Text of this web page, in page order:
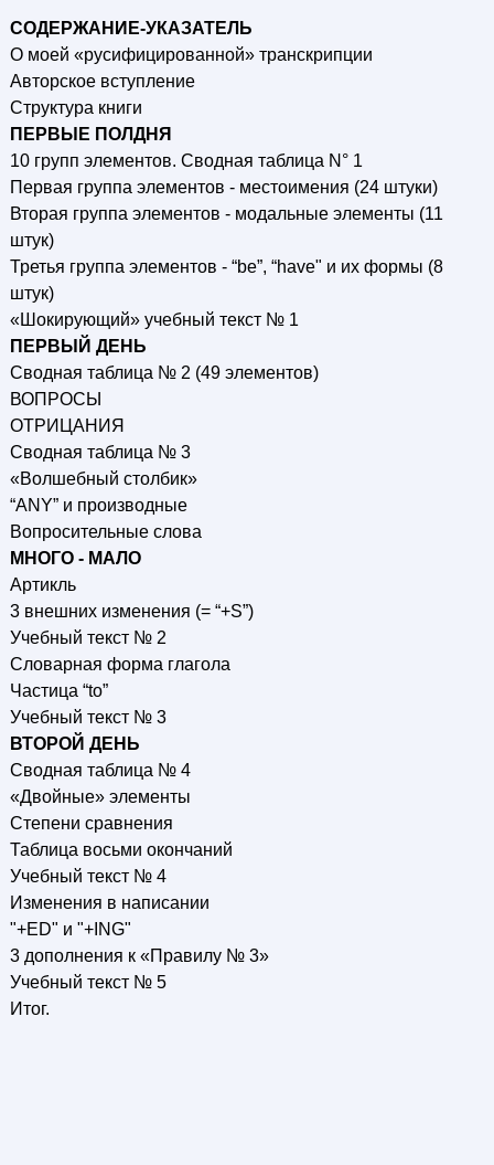
СОДЕРЖАНИЕ-УКАЗАТЕЛЬ
О моей «русифицированной» транскрипции
Авторское вступление
Структура книги
ПЕРВЫЕ ПОЛДНЯ
10 групп элементов. Сводная таблица N° 1
Первая группа элементов - местоимения (24 штуки)
Вторая группа элементов - модальные элементы (11
штук)
Третья группа элементов - “be”, “have" и их формы (8
штук)
«Шокирующий» учебный текст № 1
ПЕРВЫЙ ДЕНЬ
Сводная таблица № 2 (49 элементов)
ВОПРОСЫ
ОТРИЦАНИЯ
Сводная таблица № 3
«Волшебный столбик»
“ANY” и производные
Вопросительные слова
МНОГО - МАЛО
Артикль
3 внешних изменения (= “+S”)
Учебный текст № 2
Словарная форма глагола
Частица “to”
Учебный текст № 3
ВТОРОЙ ДЕНЬ
Сводная таблица № 4
«Двойные» элементы
Степени сравнения
Таблица восьми окончаний
Учебный текст № 4
Изменения в написании
"+ED" и "+ING"
3 дополнения к «Правилу № 3»
Учебный текст № 5
Итог.